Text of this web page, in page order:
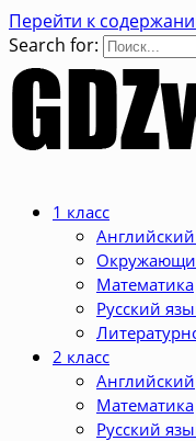
Перейти к
Search for:
1 класс
Математика
Русский
2 класс
Английский
Математика
Русский